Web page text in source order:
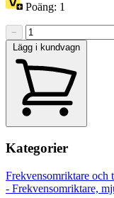
Poäng: 1
−
Lägg i kundvagn
Kategorier
Frekvensomriktare och
- Frekvensomriktare,